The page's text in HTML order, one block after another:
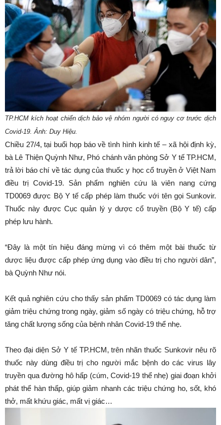
TP.HCM kích hoạt chiến dịch bảo vệ nhóm người có nguy cơ trước dịch
Covid-19. Ảnh: Duy Hiệu.
Chiều 27/4, tại buổi họp báo về tình hình kinh tế – xã hội định kỳ,
bà Lê Thiện Quỳnh Như, Phó chánh văn phòng Sở Y tế TP.HCM,
trả lời báo chí về tác dụng của thuốc y học cổ truyền ở Việt Nam
điều trị Covid-19. Sản phẩm nghiên cứu là viên nang cứng
TD0069 được Bộ Y tế cấp phép làm thuốc với tên gọi Sunkovir.
Thuốc này được Cục quản lý y dược cổ truyền (Bộ Y tế) cấp
phép lưu hành.
“Đây là một tín hiệu đáng mừng vì có thêm một bài thuốc từ
dược liệu được cấp phép ứng dụng vào điều trị cho người dân”,
bà Quỳnh Như nói.
Kết quả nghiên cứu cho thấy sản phẩm TD0069 có tác dụng làm
giảm triệu chứng trong ngày, giảm số ngày có triệu chứng, hỗ trợ
tăng chất lượng sống của bệnh nhân Covid-19 thể nhẹ.
Theo đại diện Sở Y tế TP.HCM, trên nhãn thuốc Sunkovir nêu rõ
thuốc này dùng điều trị cho người mắc bệnh do các virus lây
truyền qua đường hô hấp (cúm, Covid-19 thể nhẹ) giai đoạn khởi
phát thể hàn thấp, giúp giảm nhanh các triệu chứng ho, sốt, khó
thở, mất khứu giác, mất vị giác…